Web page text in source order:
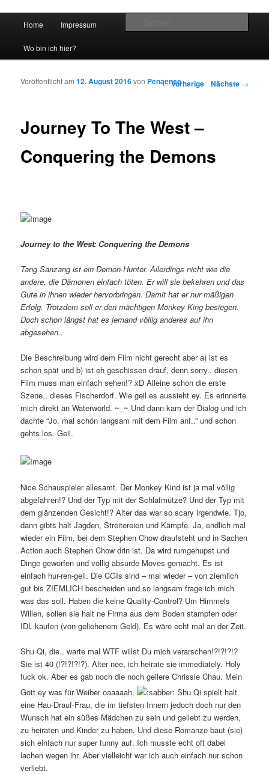
vidgames.de
Zum Inhalt wechseln
Zum sekundären Inhalt wechseln
Home Impressum
Wo bin ich hier?
Artikelnavigation
←Vorherige Nächste →
Journey To The West –
Conquering the Demons
Veröffentlicht am12. August 2016von Penaence
Journey to the West: Conquering the Demons
Tang Sanzang ist ein Demon-Hunter. Allerdings nicht wie die
andere, die Dämonen einfach töten. Er will sie bekehren und das
Gute in ihnen wieder hervorbringen. Damit hat er nur mäßigen
Erfolg. Trotzdem soll er den mächtigen Monkey King besiegen.
Doch schon längst hat es jemand völlig anderes auf ihn
abgesehen..
Die Beschreibung wird dem Film nicht gerecht aber a) ist es
schon spät und b) ist eh geschissen drauf, denn sorry.. diesen
Film muss man einfach sehen!? xD Alleine schon die erste
Szene.. dieses Fischerdorf. Wie geil es aussieht ey. Es erinnerte
mich direkt an Waterworld. ~_~ Und dann kam der Dialog und ich
dachte “Jo, mal schön langsam mit dem Film anf..” und schon
gehts los. Geil.
Nice Schauspieler allesamt. Der Monkey Kind ist ja mal völlig
abgefahren!? Und der Typ mit der Schlafmütze? Und der Typ mit
dem glänzenden Gesicht!? Alter das war so scary irgendwie. Tjo,
dann gibts halt Jagden, Streitereien und Kämpfe. Ja, endlich mal
wieder ein Film, bei dem Stephen Chow draufsteht und in Sachen
Action auch Stephen Chow drin ist. Da wird rumgehupst und
Dinge geworfen und völlig absurde Moves gemacht. Es ist
einfach hur-ren-geil. Die CGIs sind – mal wieder – von ziemlich
gut bis ZIEMLICH bescheiden und so langsam frage ich mich
was das soll. Haben die keine Quality-Control? Um Himmels
Willen, sollen sie halt ne Firma aus dem Boden stampfen oder
IDL kaufen (von geliehenem Geld). Es wäre echt mal an der Zeit.
Shu Qi, die.. warte mal WTF willst Du mich verarschen!?!?!?!?
Sie ist 40 (!?!?!?!?). Alter nee, ich heirate sie immediately. Holy
fuck ok. Aber es gab noch die noch geilere Chrissie Chau. Mein
Gott ey was für Weiber oaaaaah.
Shu Qi spielt halt
eine Hau-Drauf-Frau, die im tiefsten Innern jedoch doch nur den
Wunsch hat ein süßes Mädchen zu sein und geliebt zu werden,
zu heiraten und Kinder zu haben. Und diese Romanze baut (sie)
sich einfach nur super funny auf. Ich musste echt oft dabei
lachen wegen ihr. Aber vielleicht war ich auch einfach nur schon
verliebt.